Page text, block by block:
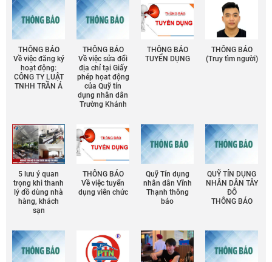
THÔNG BÁO
Về việc đăng ký
hoạt động:
CÔNG TY LUẬT
TNHH TRẦN Á
THÔNG BÁO
Về việc sửa đổi
địa chỉ tại Giấy
phép họat động
của Quỹ tín
dụng nhân dân
Trường Khánh
THÔNG BÁO
TUYỂN DỤNG
THÔNG BÁO
(Truy tìm người)
5 lưu ý quan
trọng khi thanh
lý đồ dùng nhà
hàng, khách
sạn
THÔNG BÁO
Về việc tuyển
dụng viên chức
Quỹ Tín dụng
nhân dân Vĩnh
Thạnh thông
báo
QUỸ TÍN DỤNG
NHÂN DÂN TÂY
ĐÔ
THÔNG BÁO